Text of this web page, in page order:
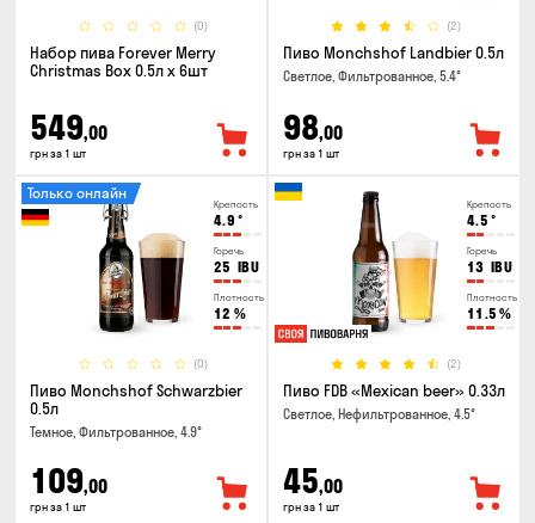
(0)
Набор пива Forever Merry
Christmas Box 0.5л x 6шт
549,00
грн за 1 шт
(2)
Пиво Monchshof Landbier 0.5л
Светлое, Фильтрованное, 5.4°
98,00
грн за 1 шт
Крепость
4.9 °
Горечь
25 IBU
Плотность
12 %
(0)
Только онлайн
Пиво Monchshof Schwarzbier
0.5л
Темное, Фильтрованное, 4.9°
109,00
грн за 1 шт
Крепость
4.5 °
Горечь
13 IBU
Плотность
11.5 %
(2)
Пиво FDB «Mexican beer» 0.33л
Светлое, Нефильтрованное, 4.5°
45,00
грн за 1 шт